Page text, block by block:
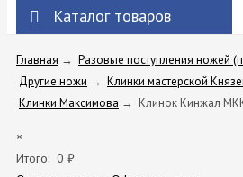
Каталог товаров
Главная → Разовые поступления ножей
Другие ножи → Клинки мастерской
Клинки Максимова → Клинок Кинжал
×
Итого: 0 ₽